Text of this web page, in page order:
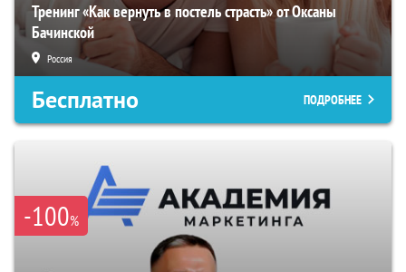
Тренинг «Как вернуть в постель страсть» от Оксаны
Бачинской
Россия
Бесплатно ПОДРОБНЕЕ
-100%